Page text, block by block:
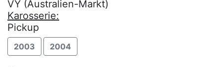
VY (Australien-Markt)
Karosserie:
Pickup
2003 2004